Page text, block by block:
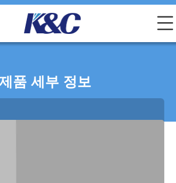
품 세부 정보